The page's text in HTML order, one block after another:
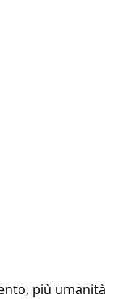
più umanità